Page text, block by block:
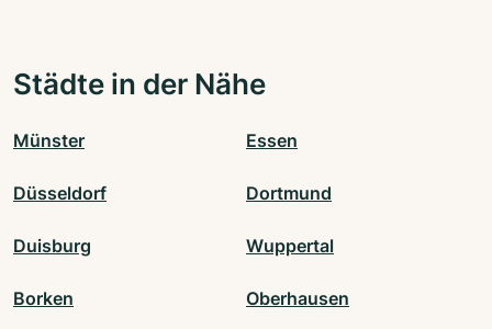
Städte in der Nähe
Münster Essen
Düsseldorf Dortmund
Duisburg Wuppertal
Borken Oberhausen